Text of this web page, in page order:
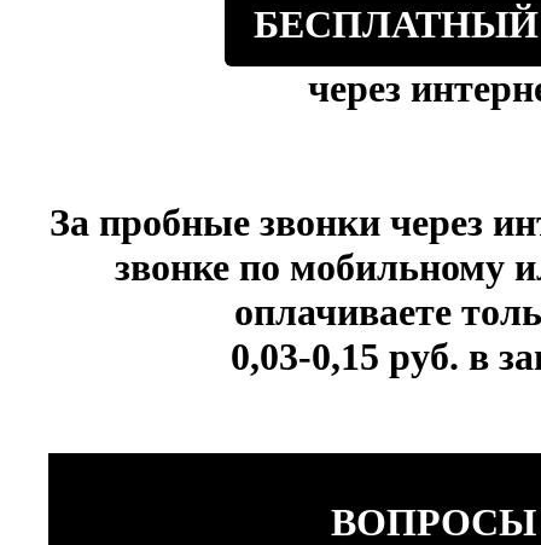
через
За пробные звонки через
звонке по мобильному
оплачиваете
0,03-0,15 руб. в